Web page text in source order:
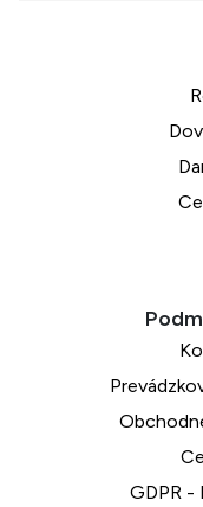
GDPR -